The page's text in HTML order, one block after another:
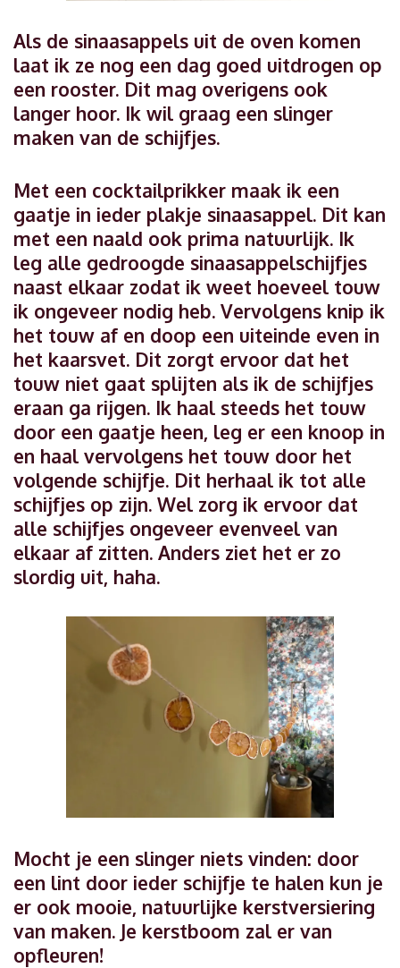
Als de sinaasappels uit de oven komen
laat ik ze nog een dag goed uitdrogen op
een rooster. Dit mag overigens ook
langer hoor. Ik wil graag een slinger
maken van de schijfjes.
Met een cocktailprikker maak ik een
gaatje in ieder plakje sinaasappel. Dit kan
met een naald ook prima natuurlijk. Ik
leg alle gedroogde sinaasappelschijfjes
naast elkaar zodat ik weet hoeveel touw
ik ongeveer nodig heb. Vervolgens knip ik
het touw af en doop een uiteinde even in
het kaarsvet. Dit zorgt ervoor dat het
touw niet gaat splijten als ik de schijfjes
eraan ga rijgen. Ik haal steeds het touw
door een gaatje heen, leg er een knoop in
en haal vervolgens het touw door het
volgende schijfje. Dit herhaal ik tot alle
schijfjes op zijn. Wel zorg ik ervoor dat
alle schijfjes ongeveer evenveel van
elkaar af zitten. Anders ziet het er zo
slordig uit, haha.
Mocht je een slinger niets vinden: door
een lint door ieder schijfje te halen kun je
er ook mooie, natuurlijke kerstversiering
van maken. Je kerstboom zal er van
opfleuren!